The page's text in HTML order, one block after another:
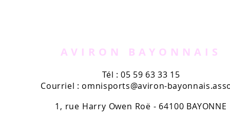
AVIRON BAYONNAIS
Tél : 05 59 63 33 15
Courriel : omnisports@aviron-
1, rue Harry Owen Roë - 64100 BAYONNE